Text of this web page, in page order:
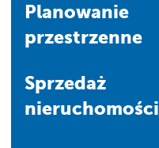
Planowanie
przestrzenne
Sprzedaż
nieruchomości